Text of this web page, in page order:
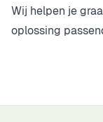
Wij helpen je
oplossing